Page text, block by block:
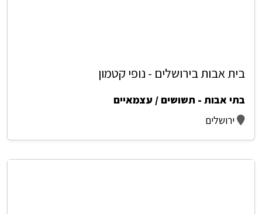
בית אבות בירושלים - נופי קטמון
בתי אבות - תשושים / עצמאיים
ירושלים